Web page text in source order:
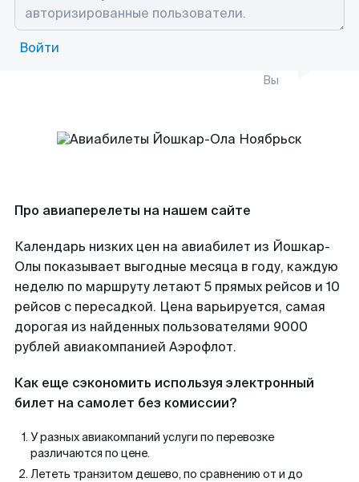
Войти
Вы
Про авиаперелеты на нашем сайте
Календарь низких цен на авиабилет из Йошкар-
Олы показывает выгодные месяца в году, каждую
неделю по маршруту летают 5 прямых рейсов и 10
рейсов с пересадкой. Цена варьируется, самая
дорогая из найденных пользователями 9000
рублей авиакомпанией Аэрофлот.
Как еще сэкономить используя электронный
билет на самолет без комиссии?
У разных авиакомпаний услуги по перевозке
различаются по цене.
Лететь транзитом дешево, по сравнению от и до